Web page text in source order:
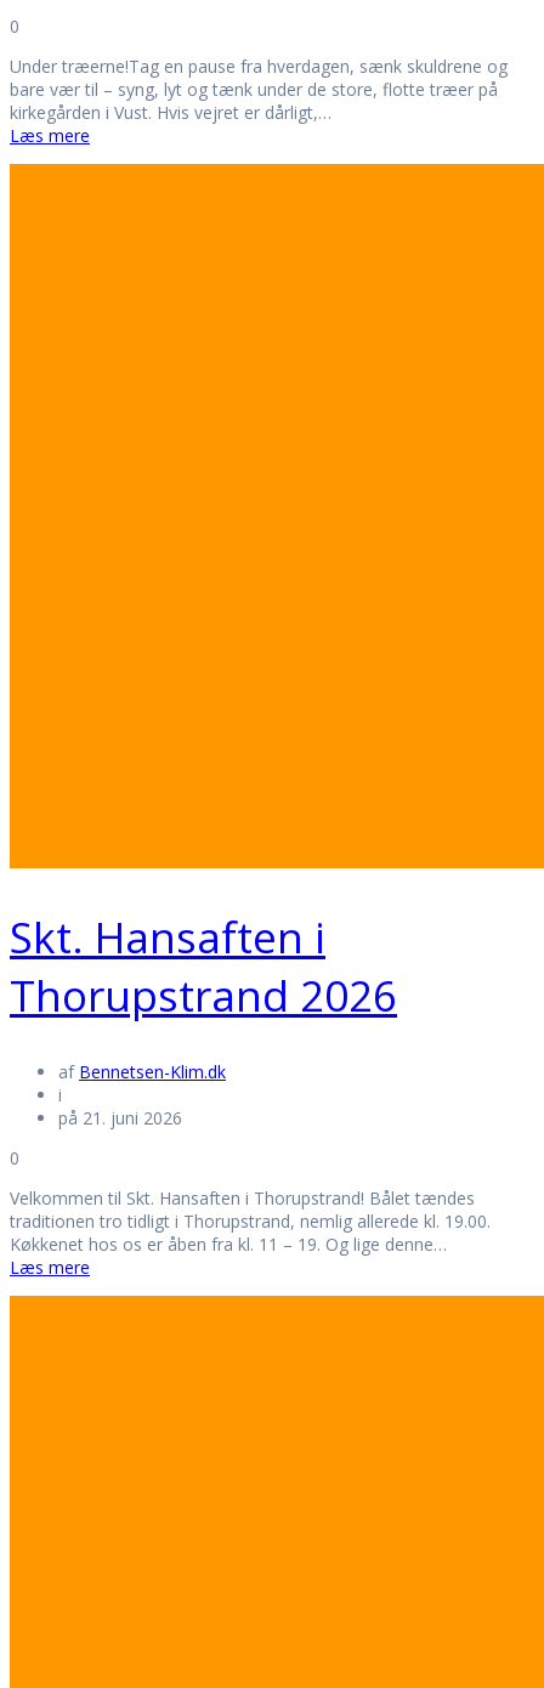
0
Under træerne!Tag en pause fra hverdagen, sænk skuldrene og
bare vær til – syng, lyt og tænk under de store, flotte træer på
kirkegården i Vust. Hvis vejret er dårligt,…
Læs mere
Skt. Hansaften i
Thorupstrand 2026
af Bennetsen-Klim.dk
i
på 21. juni 2026
0
Velkommen til Skt. Hansaften i Thorupstrand! Bålet tændes
traditionen tro tidligt i Thorupstrand, nemlig allerede kl. 19.00.
Køkkenet hos os er åben fra kl. 11 – 19. Og lige denne…
Læs mere